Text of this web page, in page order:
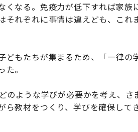
くなる。免疫力が低下すれば家族
それぞれに事情は違えども、これ
どもたちが集まるため、「一律の
。
のような学びが必要かを考え、
教材をつくり、学びを確保してき